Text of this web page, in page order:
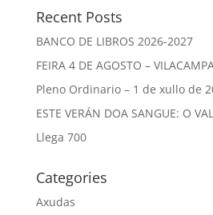
Recent Posts
BANCO DE LIBROS 2026-2027
FEIRA 4 DE AGOSTO –
Pleno Ordinario – 1 de xullo de
ESTE VERÁN DOA SANGUE: O
Llega 700
Categories
Axudas